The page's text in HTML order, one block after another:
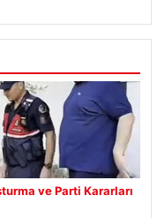
ve Parti Kararları